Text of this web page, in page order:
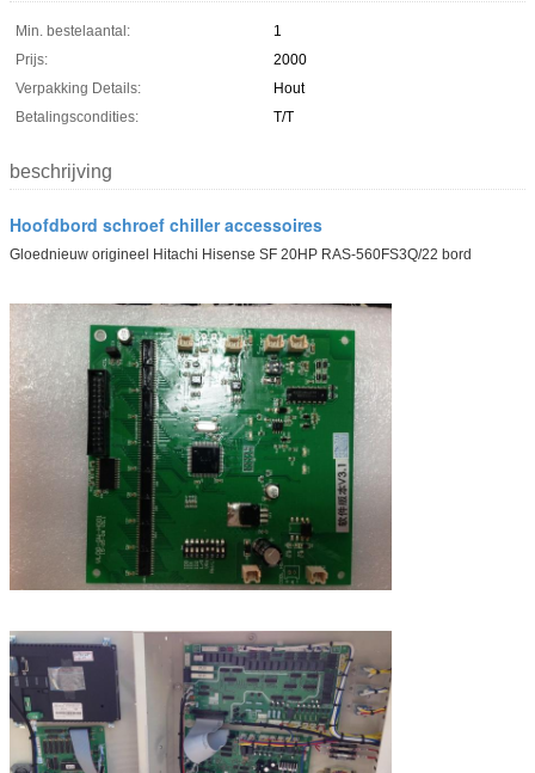
Min. bestelaantal:
1
Prijs:
2000
Verpakking Details:
Hout
Betalingscondities:
T/T
beschrijving
Hoofdbord schroef chiller accessoires
Gloednieuw origineel Hitachi Hisense SF 20HP RAS-560FS3Q/22 bord